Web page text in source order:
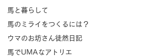
馬と暮らして
馬のミライをつくるには？
ウマのお坊さん徒然日記
馬でUMAなアトリエ